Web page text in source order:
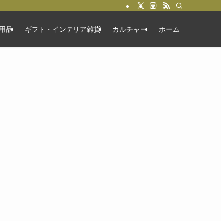
品 ギフト・インテリア雑貨 カルチャー ホーム